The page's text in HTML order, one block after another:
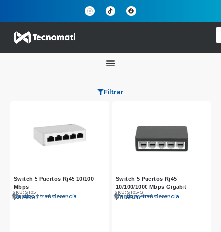
Filtrar
Switch 5 Puertos Rj45 10/100
Mbps
SKU: S105
$8.959
Efectivo y transferencia
$9.290
Otros medios de pago
Switch 5 Puertos Rj45
10/100/1000 Mbps Gigabit
SKU: S105-G
$11.630
Efectivo y transferencia
$11.990
Otros medios de pago